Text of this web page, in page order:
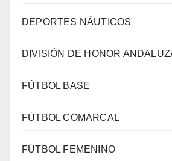
DEPORTES NÁUTICOS
DIVISIÓN DE HONOR
FÚTBOL BASE
FÚTBOL COMARCAL
FÚTBOL FEMENINO